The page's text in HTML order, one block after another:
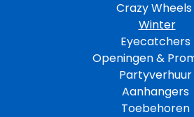
Crazy Wheels
Winter
Eyecatchers
Openingen &
Partyverhuur
Aanhangers
Toebehoren